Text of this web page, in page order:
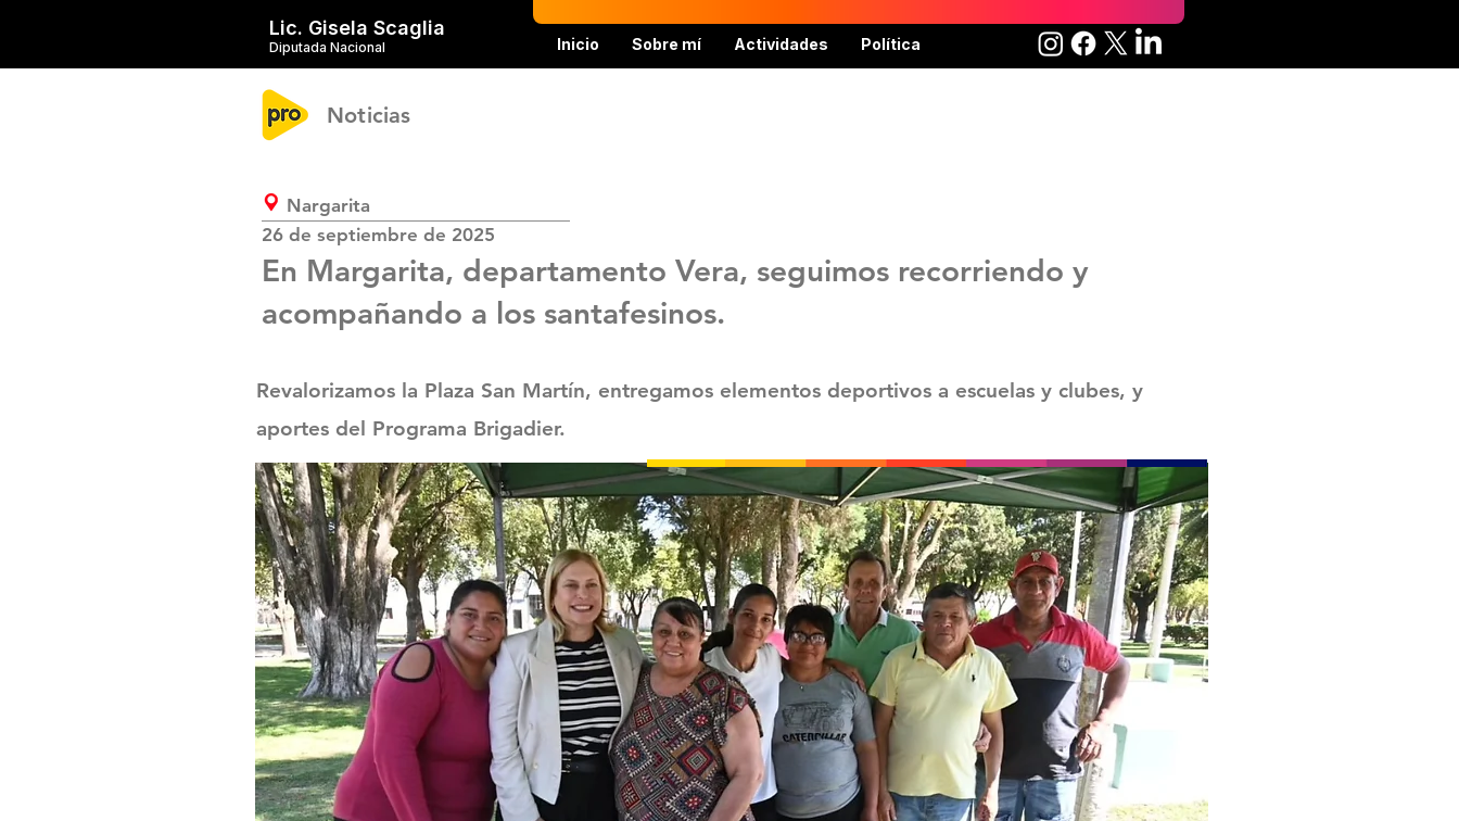
Diputada Nacional
Lic. Gisela Scaglia
Inicio Sobre mí Actividades Política
Noticias
Nargarita
26 de septiembre de 2025
En Margarita, departamento Vera, seguimos recorriendo y
acompañando a los santafesinos.
Revalorizamos la Plaza San Martín, entregamos elementos deportivos a escuelas y clubes, y
aportes del Programa Brigadier.